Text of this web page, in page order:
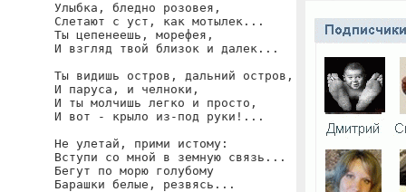
Улыбка, бледно розовея,
Слетают с уст, как мотылек...
Ты цепенеешь, морефея,
И взгляд твой близок и далек...
Ты видишь остров, дальний остров,
И паруса, и челноки,
И ты молчишь легко и просто,
И вот - крыло из-под руки!...
Не улетай, прими истому:
Вступи со мной в земную связь...
Бегут по морю голубому
Барашки белые, резвясь...